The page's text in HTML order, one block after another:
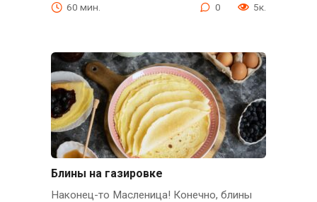
60 мин. 0 5к.
Блины на газировке
Наконец-то Масленица! Конечно, блины